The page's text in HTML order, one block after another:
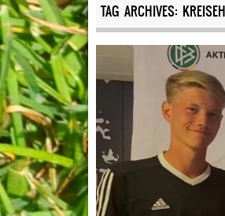
TAG ARCHIVES: